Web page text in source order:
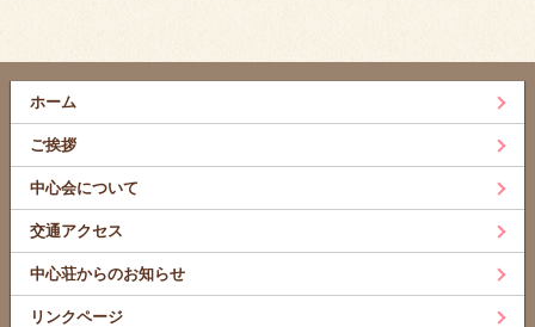
ホーム
ご挨拶
中心会について
交通アクセス
中心荘からのお知らせ
リンクページ